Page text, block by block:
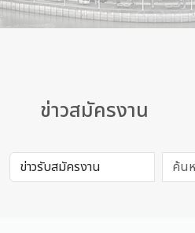
ข่าวสมัครงาน